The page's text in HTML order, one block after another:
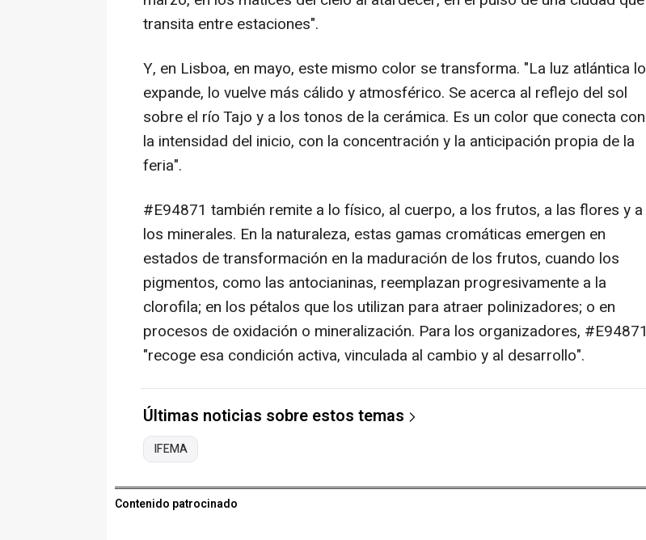
transita entre estaciones".
Y, en Lisboa, en mayo, este mismo color se transforma. "La luz atlántica lo
expande, lo vuelve más cálido y atmosférico. Se acerca al reflejo del sol
sobre el río Tajo y a los tonos de la cerámica. Es un color que conecta con
la intensidad del inicio, con la concentración y la anticipación propia de la
feria".
#E94871 también remite a lo físico, al cuerpo, a los frutos, a las flores y a
los minerales. En la naturaleza, estas gamas cromáticas emergen en
estados de transformación en la maduración de los frutos, cuando los
pigmentos, como las antocianinas, reemplazan progresivamente a la
clorofila; en los pétalos que los utilizan para atraer polinizadores; o en
procesos de oxidación o mineralización. Para los organizadores, #E94871
"recoge esa condición activa, vinculada al cambio y al desarrollo".
Últimas noticias sobre estos temas
IFEMA
Contenido patrocinado